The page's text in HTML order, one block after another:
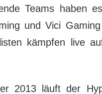
Teams haben
und Vici
kämpfen live
2013 läuft der